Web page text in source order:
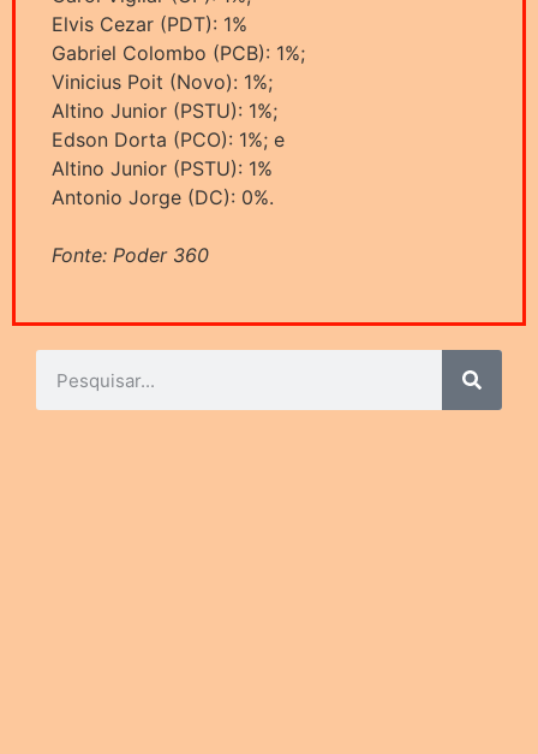
Elvis Cezar (PDT): 1%
Gabriel Colombo (PCB): 1%;
Vinicius Poit (Novo): 1%;
Altino Junior (PSTU): 1%;
Edson Dorta (PCO): 1%; e
Altino Junior (PSTU): 1%
Antonio Jorge (DC): 0%.
Fonte: Poder 360